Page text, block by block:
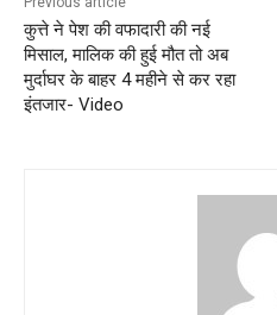
कुत्ते ने पेश की वफादारी की नई
मिसाल, मालिक की हुई मौत तो अब
मुर्दाघर के बाहर 4 महीने से कर रहा
इंतजार- Video